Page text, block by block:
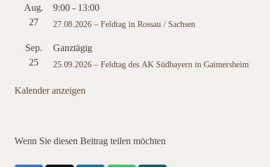
Aug.
27
9:00- 13:00
27.08.2026 – Feldtag in Rossau / Sachsen
Sep.
25
Ganztägig
25.09.2026 – Feldtag des AK Südbayern in Gaimersheim
Kalender anzeigen
Wenn Sie diesen Beitrag teilen möchten